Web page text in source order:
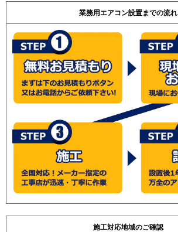
業務用エアコン設置までの流れ
施工対応地域のご確認